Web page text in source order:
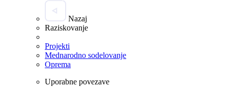
Nazaj
Raziskovanje
Projekti
Mednarodno sodelovanje
Oprema
Uporabne povezave